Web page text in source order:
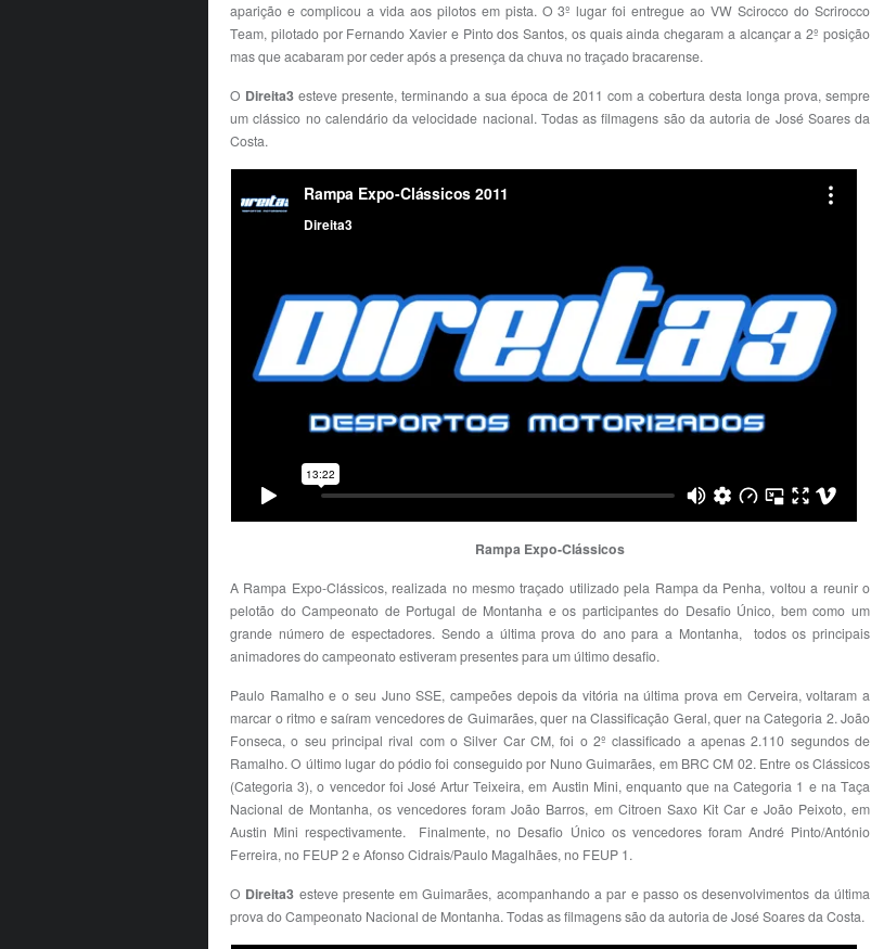
aparição e complicou a vida aos pilotos em pista. O 3º lugar foi entregue ao VW Scirocco do Scrirocco
Team, pilotado por Fernando Xavier e Pinto dos Santos, os quais ainda chegaram a alcançar a 2º posição
mas que acabaram por ceder após a presença da chuva no traçado bracarense.
O Direita3 esteve presente, terminando a sua época de 2011 com a cobertura desta longa prova, sempre
um clássico no calendário da velocidade nacional. Todas as filmagens são da autoria de José Soares da
Costa.
Rampa Expo-Clássicos
A Rampa Expo-Clássicos, realizada no mesmo traçado utilizado pela Rampa da Penha, voltou a reunir o
pelotão do Campeonato de Portugal de Montanha e os participantes do Desafio Único, bem como um
grande número de espectadores. Sendo a última prova do ano para a Montanha, todos os principais
animadores do campeonato estiveram presentes para um último desafio.
Paulo Ramalho e o seu Juno SSE, campeões depois da vitória na última prova em Cerveira, voltaram a
marcar o ritmo e saíram vencedores de Guimarães, quer na Classificação Geral, quer na Categoria 2. João
Fonseca, o seu principal rival com o Silver Car CM, foi o 2º classificado a apenas 2.110 segundos de
Ramalho. O último lugar do pódio foi conseguido por Nuno Guimarães, em BRC CM 02. Entre os Clássicos
(Categoria 3), o vencedor foi José Artur Teixeira, em Austin Mini, enquanto que na Categoria 1 e na Taça
Nacional de Montanha, os vencedores foram João Barros, em Citroen Saxo Kit Car e João Peixoto, em
Austin Mini respectivamente. Finalmente, no Desafio Único os vencedores foram André Pinto/António
Ferreira, no FEUP 2 e Afonso Cidrais/Paulo Magalhães, no FEUP 1.
O Direita3 esteve presente em Guimarães, acompanhando a par e passo os desenvolvimentos da última
prova do Campeonato Nacional de Montanha. Todas as filmagens são da autoria de José Soares da Costa.